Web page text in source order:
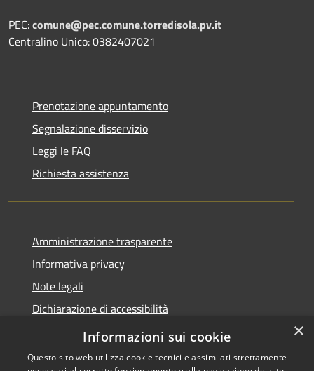
PEC:comune@pec.comune.torredisola.pv.it
Centralino Unico: 0382407021
Prenotazione appuntamento
Segnalazione disservizio
Leggi le FAQ
Richiesta assistenza
Amministrazione trasparente
Informativa privacy
Note legali
Dichiarazione di accessibilità
Whistleblowing-segnalazione illeciti
×
Informazioni sui cookie
Questo sito web utilizza cookie tecnici e assimilati strettamente